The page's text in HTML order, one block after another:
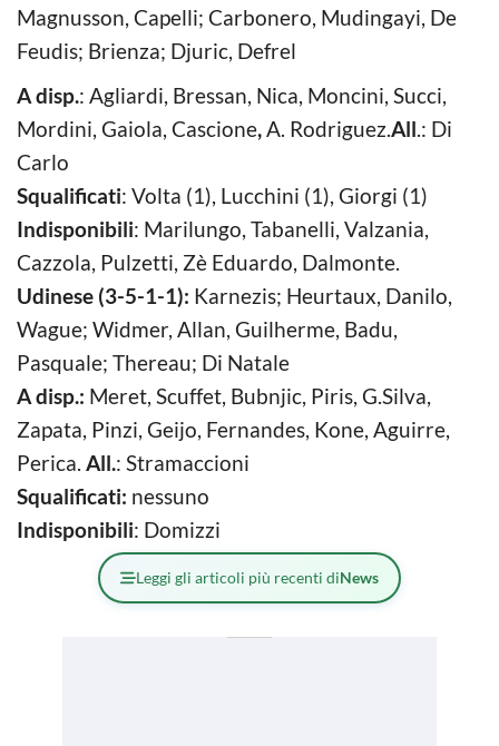
Magnusson, Capelli; Carbonero, Mudingayi, De
Feudis; Brienza; Djuric, Defrel
A disp.: Agliardi, Bressan, Nica, Moncini, Succi,
Mordini, Gaiola, Cascione,A. Rodriguez.All.: Di
Carlo
Squalificati: Volta (1), Lucchini (1), Giorgi (1)
Indisponibili: Marilungo, Tabanelli, Valzania,
Cazzola, Pulzetti, Zè Eduardo, Dalmonte.
Udinese (3-5-1-1): Karnezis; Heurtaux, Danilo,
Wague; Widmer, Allan, Guilherme, Badu,
Pasquale; Thereau; Di Natale
A disp.: Meret, Scuffet, Bubnjic, Piris, G.Silva,
Zapata, Pinzi, Geijo, Fernandes, Kone, Aguirre,
Perica. All.: Stramaccioni
Squalificati: nessuno
Indisponibili: Domizzi
Leggi gli articoli più recenti diNews